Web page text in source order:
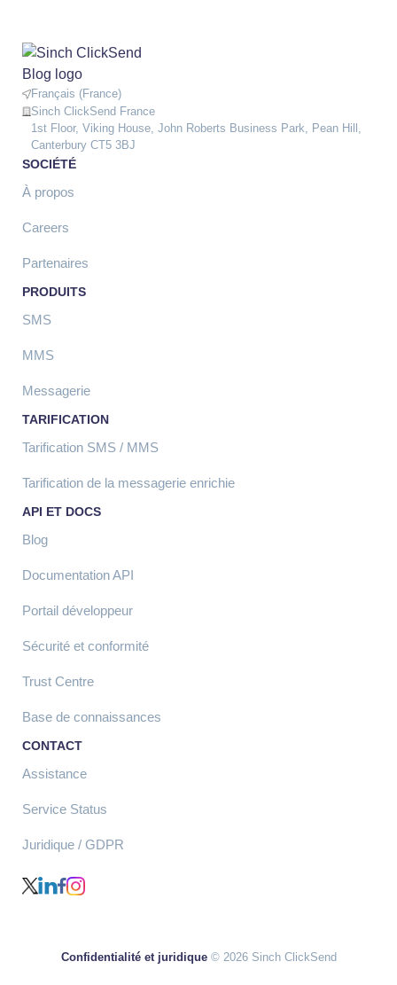
Français (France)
Sinch ClickSend France
1st Floor, Viking House, John Roberts Business Park, Pean Hill,
Canterbury CT5 3BJ
SOCIÉTÉ
À propos
Careers
Partenaires
PRODUITS
SMS
MMS
Messagerie
TARIFICATION
Tarification SMS / MMS
Tarification de la messagerie enrichie
API ET DOCS
Blog
Documentation API
Portail développeur
Sécurité et conformité
Trust Centre
Base de connaissances
CONTACT
Assistance
Service Status
Juridique / GDPR
Confidentialité et juridique© 2026 Sinch ClickSend